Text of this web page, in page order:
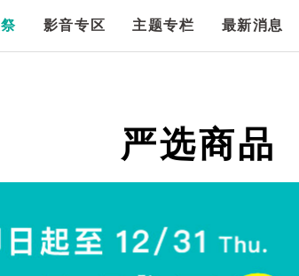
影音专区 主题专栏 最新消息
严选商品